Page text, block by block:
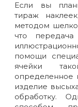
Если вы
тираж
методом
что передача
помощи
ячейки
определенное
изделие
обработку.